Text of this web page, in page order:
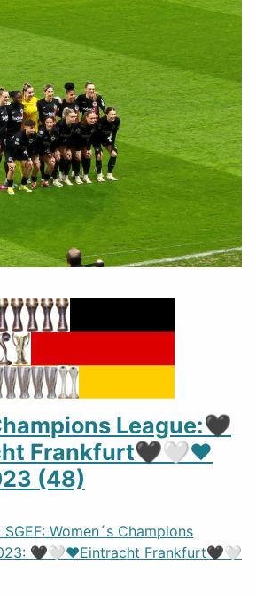
League:🖤
Frankfurt🖤🤍❤️
(48)
SGEF: Women´s Champions
🖤🤍❤️Eintracht Frankfurt🖤🤍